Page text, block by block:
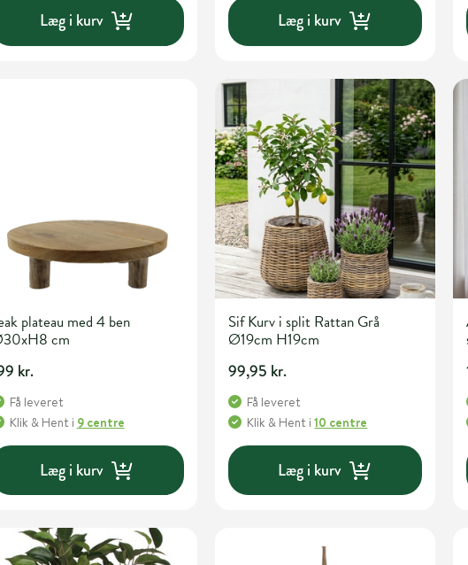
Læg i kurv Læg i kurv
plateau med 4 ben
cm
kr.
Få leveret
Klik & Hent i 9 centre
Læg i kurv
Sif Kurv i split Rattan Grå
Ø19cm H19cm
99,95 kr.
Få leveret
Klik & Hent i10 centre
Læg i kurv